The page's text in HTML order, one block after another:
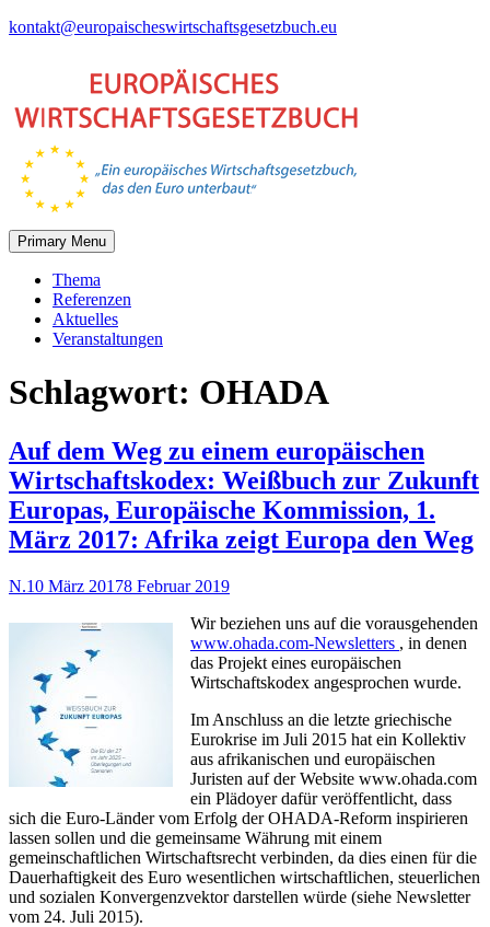
Skip
kontakt@europaischeswirtschaftsgesetzbuch.eu
Primary Menu
Thema
Referenzen
Aktuelles
Veranstaltungen
Schlagwort: OHADA
Auf dem Weg zu einem europäischen
Wirtschaftskodex: Weißbuch zur Zukunft
Europas, Europäische Kommission, 1.
März 2017: Afrika zeigt Europa den Weg
N.10 März 20178 Februar 2019
Wir beziehen uns auf die vorausgehenden
www.ohada.com-Newsletters , in denen
das Projekt eines europäischen
Wirtschaftskodex angesprochen wurde.
Im Anschluss an die letzte griechische
Eurokrise im Juli 2015 hat ein Kollektiv
aus afrikanischen und europäischen
Juristen auf der Website www.ohada.com
ein Plädoyer dafür veröffentlicht, dass
sich die Euro-Länder vom Erfolg der OHADA-Reform inspirieren
lassen sollen und die gemeinsame Währung mit einem
gemeinschaftlichen Wirtschaftsrecht verbinden, da dies einen für die
Dauerhaftigkeit des Euro wesentlichen wirtschaftlichen, steuerlichen
und sozialen Konvergenzvektor darstellen würde (siehe Newsletter
vom 24. Juli 2015).